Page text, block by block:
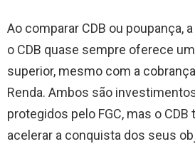
Ao comparar CDB ou poupança,
o CDB quase sempre oferece
superior, mesmo com a
Renda. Ambos são
protegidos pelo FGC, mas o CDB
acelerar a conquista dos seus